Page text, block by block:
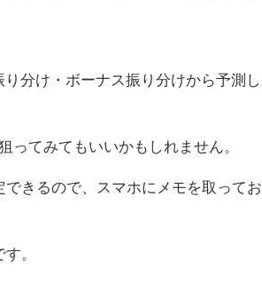
分け・ボーナス振り分けから予測し
ってみてもいいかもしれません。
きるので、スマホにメモを取ってお
。